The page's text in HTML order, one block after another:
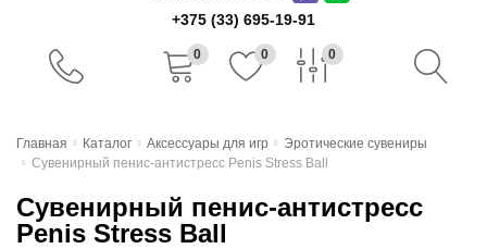
+375 (33) 695-19-91
0 0 0
Доставка и оплата
Главная Каталог Аксессуары для игр
Эротические сувениры
Сувенирный пенис-антистресс Penis Stress Ball
Сувенирный пенис-антистресс
Penis Stress Ball